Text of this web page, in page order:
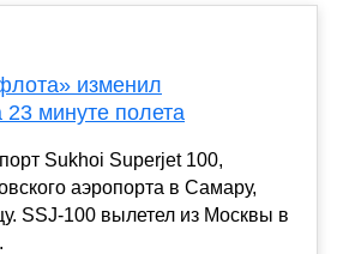
изменил
минуте полета
Sukhoi Superjet 100,
аэропорта в Самару,
SSJ-100 вылетел из Москвы в